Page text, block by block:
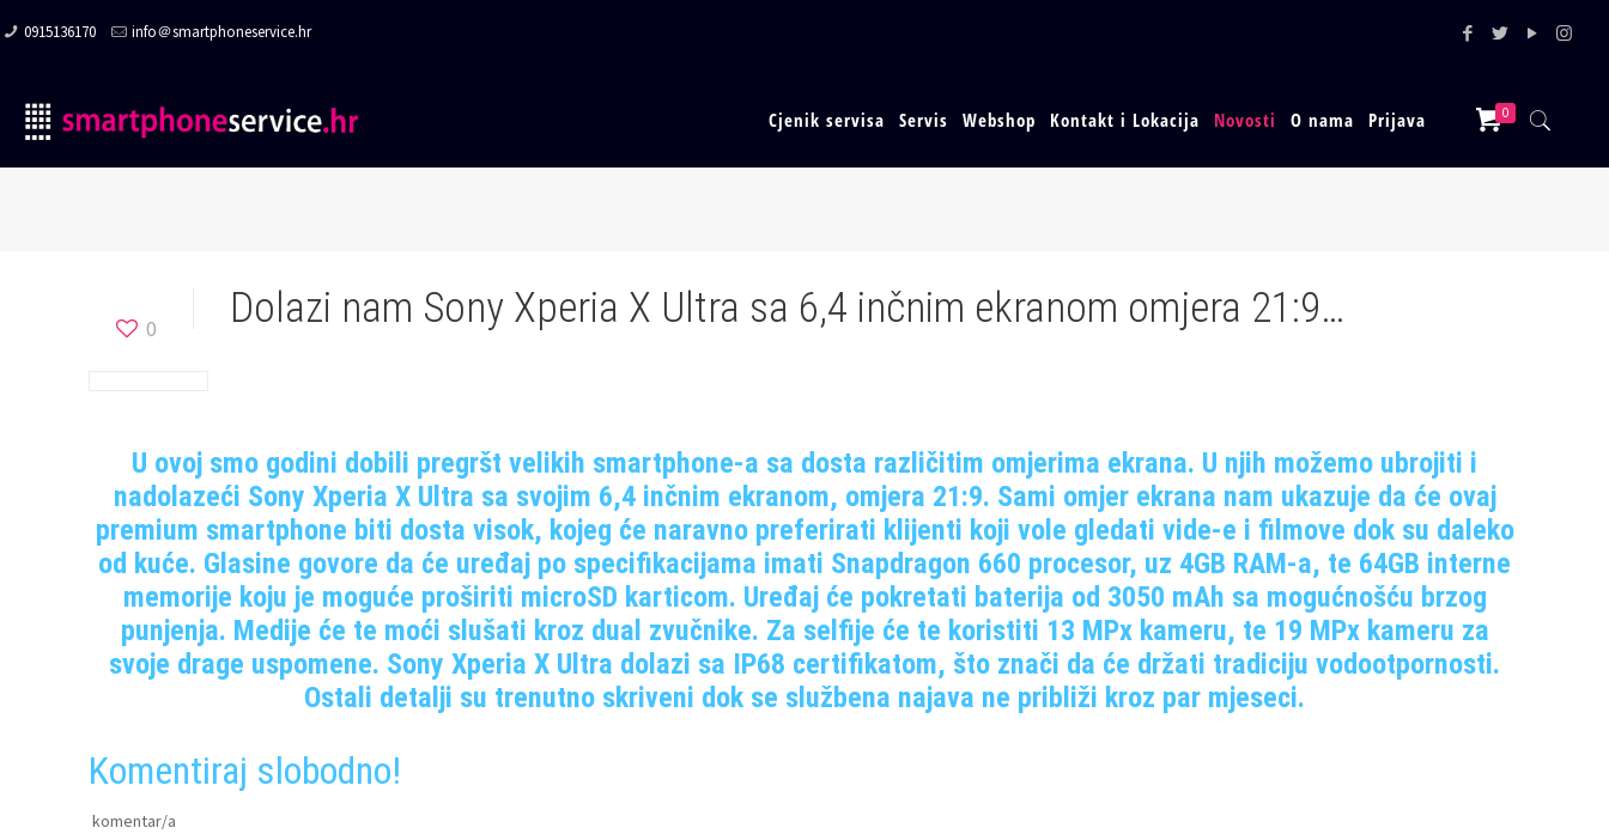
0915136170 info＠smartphoneservice.hr
Cjenik servisa Servis Webshop Kontakt i Lokacija Novosti O nama Prijava 0
0 Dolazi nam Sony Xperia X Ultra sa 6,4 inčnim ekranom omjera 21:9…
U ovoj smo godini dobili pregršt velikih smartphone-a sa dosta različitim omjerima ekrana. U njih možemo ubrojiti i
nadolazeći Sony Xperia X Ultra sa svojim 6,4 inčnim ekranom, omjera 21:9. Sami omjer ekrana nam ukazuje da će ovaj
premium smartphone biti dosta visok, kojeg će naravno preferirati klijenti koji vole gledati vide-e i filmove dok su daleko
od kuće. Glasine govore da će uređaj po specifikacijama imati Snapdragon 660 procesor, uz 4GB RAM-a, te 64GB interne
memorije koju je moguće proširiti microSD karticom. Uređaj će pokretati baterija od 3050 mAh sa mogućnošću brzog
punjenja. Medije će te moći slušati kroz dual zvučnike. Za selfije će te koristiti 13 MPx kameru, te 19 MPx kameru za
svoje drage uspomene. Sony Xperia X Ultra dolazi sa IP68 certifikatom, što znači da će držati tradiciju vodootpornosti.
Ostali detalji su trenutno skriveni dok se službena najava ne približi kroz par mjeseci.
Komentiraj slobodno!
komentar/a